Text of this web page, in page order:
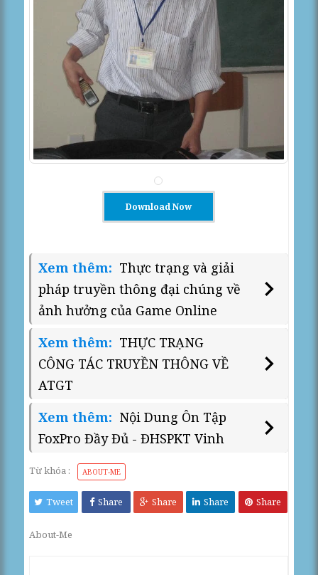
Download Now
Xem thêm: Thực trạng và giải
pháp truyền thông đại chúng về
ảnh hưởng của Game Online
Xem thêm: THỰC TRẠNG
CÔNG TÁC TRUYỀN THÔNG VỀ
ATGT
Xem thêm: Nội Dung Ôn Tập
FoxPro Đầy Đủ - ĐHSPKT Vinh
Từ khóa : ABOUT-ME
Tweet Share Share Share Share
About-Me